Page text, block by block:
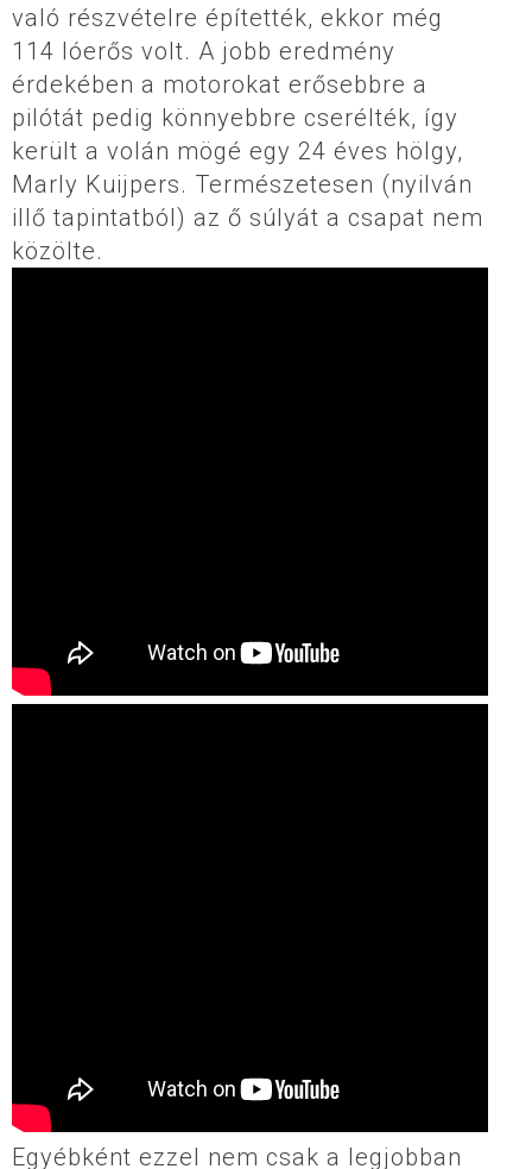
való részvételre építették, ekkor még
114 lóerős volt. A jobb eredmény
érdekében a motorokat erősebbre a
pilótát pedig könnyebbre cserélték, így
került a volán mögé egy 24 éves hölgy,
Marly Kuijpers. Természetesen (nyilván
illő tapintatból) az ő súlyát a csapat nem
közölte.
Egyébként ezzel nem csak a legjobban